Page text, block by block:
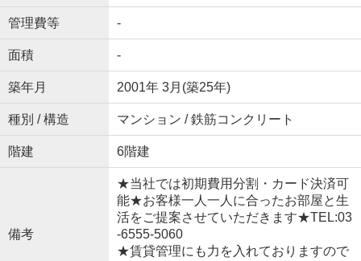
管理費等 -
面積 -
築年月 2001年 3月(築25年)
種別 / 構造 マンション / 鉄筋コンクリート
階建 6階建
備考
★当社では初期費用分割・カード決済可
能★お客様一人一人に合ったお部屋と生
活をご提案させていただきます★TEL:03
-6555-5060
★賃貸管理にも力を入れておりますので